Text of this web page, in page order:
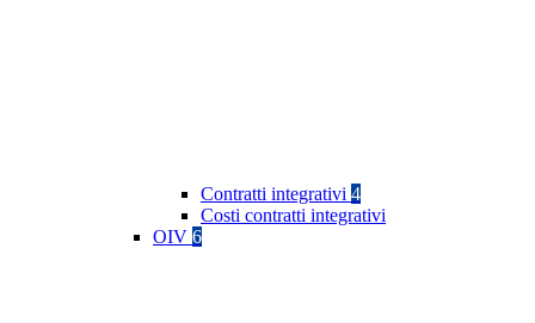
Contratti integrativi 4
Costi contratti integrativi
OIV 6